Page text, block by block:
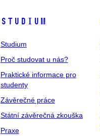
Studium
Studium
Proč studovat u nás?
Praktické informace pro
studenty
Závěrečné práce
Státní závěrečná zkouška
Praxe